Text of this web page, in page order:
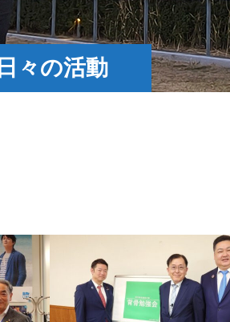
日々の活動